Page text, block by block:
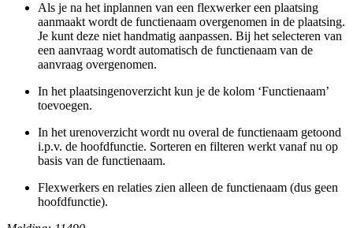
Als je na het inplannen van een flexwerker een plaatsing
aanmaakt wordt de functienaam overgenomen in de plaatsing.
Je kunt deze niet handmatig aanpassen. Bij het selecteren van
een aanvraag wordt automatisch de functienaam van de
aanvraag overgenomen.
In het plaatsingenoverzicht kun je de kolom ‘Functienaam’
toevoegen.
In het urenoverzicht wordt nu overal de functienaam getoond
i.p.v. de hoofdfunctie. Sorteren en filteren werkt vanaf nu op
basis van de functienaam.
Flexwerkers en relaties zien alleen de functienaam (dus geen
hoofdfunctie).